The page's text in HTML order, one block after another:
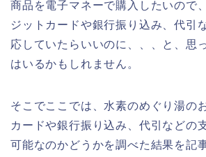
商品を電子マネーで購入したいので
ジットカードや銀行振り込み、代引
応していたらいいのに、、、と、思
はいるかもしれません。
そこでここでは、水素のめぐり湯の
カードや銀行振り込み、代引などの
可能なのかどうかを調べた結果を記